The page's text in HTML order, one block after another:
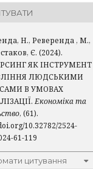
Н., Реверенда , М.,
Є. (2024).
ЯК ІНСТРУМЕНТ
ЛЮДСЬКИМИ
В УМОВАХ
Економіка та
, (61).
10.32782/2524-
61-119
цитування